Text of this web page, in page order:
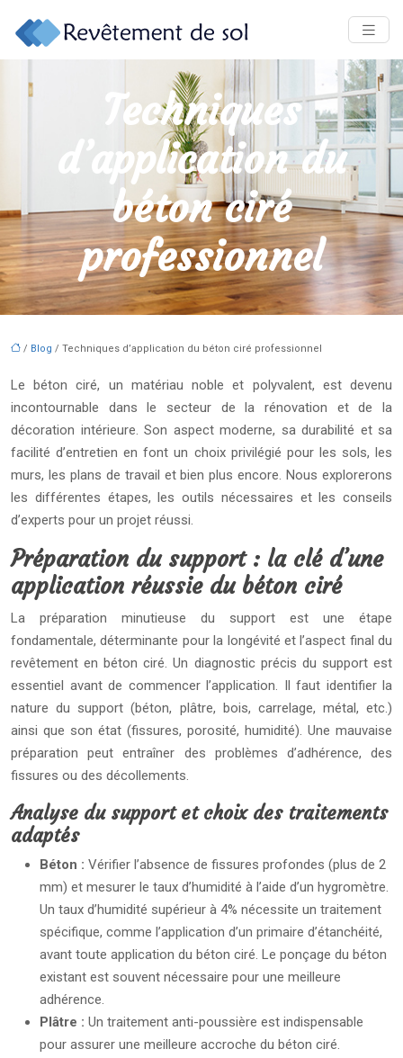
Techniques
d’application du
béton ciré
professionnel
/ Blog / Techniques d’application du béton ciré professionnel
Le béton ciré, un matériau noble et polyvalent, est devenu
incontournable dans le secteur de la rénovation et de la
décoration intérieure. Son aspect moderne, sa durabilité et sa
facilité d’entretien en font un choix privilégié pour les sols, les
murs, les plans de travail et bien plus encore. Nous explorerons
les différentes étapes, les outils nécessaires et les conseils
d’experts pour un projet réussi.
Préparation du support : la clé d’une
application réussie du béton ciré
La préparation minutieuse du support est une étape
fondamentale, déterminante pour la longévité et l’aspect final du
revêtement en béton ciré. Un diagnostic précis du support est
essentiel avant de commencer l’application. Il faut identifier la
nature du support (béton, plâtre, bois, carrelage, métal, etc.)
ainsi que son état (fissures, porosité, humidité). Une mauvaise
préparation peut entraîner des problèmes d’adhérence, des
fissures ou des décollements.
Analyse du support et choix des traitements
adaptés
Béton : Vérifier l’absence de fissures profondes (plus de 2
mm) et mesurer le taux d’humidité à l’aide d’un hygromètre.
Un taux d’humidité supérieur à 4% nécessite un traitement
spécifique, comme l’application d’un primaire d’étanchéité,
avant toute application du béton ciré. Le ponçage du béton
existant est souvent nécessaire pour une meilleure
adhérence.
Plâtre : Un traitement anti-poussière est indispensable
pour assurer une meilleure accroche du béton ciré.